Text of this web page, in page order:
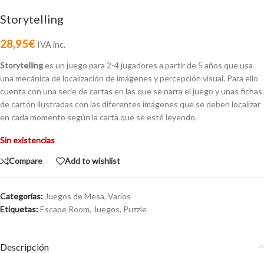
Storytelling
28,95€ IVA inc.
Storytellinges un juego para 2-4 jugadores a partir de 5 años que usa
una mecánica de localización de imágenes y percepción visual. Para ello
cuenta con una serie de cartas en las que se narra el juego y unas fichas
de cartón ilustradas con las diferentes imágenes que se deben localizar
en cada momento según la carta que se esté leyendo.
Sin existencias
Compare Add to wishlist
Categorías: Juegos de Mesa, Varios
Etiquetas:Escape Room, Juegos, Puzzle
Descripción